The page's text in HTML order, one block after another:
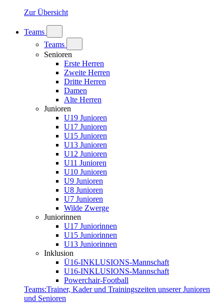
Zur Übersicht
Teams
Teams
Senioren
Erste Herren
Zweite Herren
Dritte Herren
Damen
Alte Herren
Junioren
U19 Junioren
U17 Junioren
U15 Junioren
U13 Junioren
U12 Junioren
U11 Junioren
U10 Junioren
U9 Junioren
U8 Junioren
U7 Junioren
Wilde Zwerge
Juniorinnen
U17 Juniorinnen
U15 Juniorinnen
U13 Juniorinnen
Inklusion
Ü16-INKLUSIONS-Mannschaft
U16-INKLUSIONS-Mannschaft
Powerchair-Football
Teams:Trainer, Kader und Trainingszeiten unserer Junioren
und Senioren